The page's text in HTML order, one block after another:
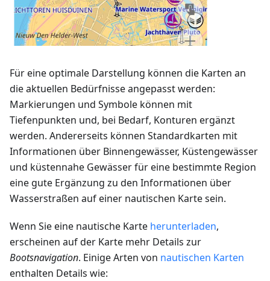
Für eine optimale Darstellung können die Karten an
die aktuellen Bedürfnisse angepasst werden:
Markierungen und Symbole können mit
Tiefenpunkten und, bei Bedarf, Konturen ergänzt
werden. Andererseits können Standardkarten mit
Informationen über Binnengewässer, Küstengewässer
und küstennahe Gewässer für eine bestimmte Region
eine gute Ergänzung zu den Informationen über
Wasserstraßen auf einer nautischen Karte sein.
Wenn Sie eine nautische Karte herunterladen,
erscheinen auf der Karte mehr Details zur
Bootsnavigation. Einige Arten von nautischen Karten
enthalten Details wie: